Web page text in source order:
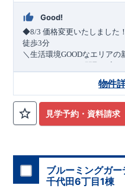
Good!
◆8/3 価格変更いたしました
徒歩3分
＼生活環境GOODなエリアの
・2部屋
・デザインと機能性を兼ね
リビング全体を見渡せる
ーパー）徒歩10分 約787ｍ)​
・網戸
↓クリックすると特設ページ
2024 年グッドデザイン賞
せる道」 ○第18回キッズデザ
の新たな空間提案 「マルチエ
た！
耐震等級最高等級3 ・
倍の耐震性！
平日・休日ご内覧可能です！
ぜひお気軽にお問い合わせく
38-1246​(定休日：火・水・年
見学予約・資料請求
物件
ブルーミングガ
千代田6丁目1棟